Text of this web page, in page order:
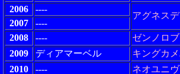
2006
----
アグネス
2007
----
2008
----
ゼンノロ
2009
ディアマーベル
キングカ
2010
----
ネオユニ